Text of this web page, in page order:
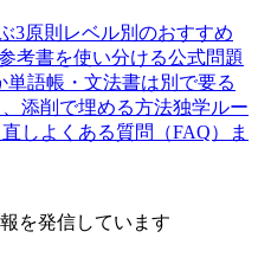
3原則 レベル別のおすすめ
考書を使い分ける公式問題
単語帳・文法書は別で要る
添削で埋める方法独学ルー
し よくある質問（FAQ）
ま
を発信しています